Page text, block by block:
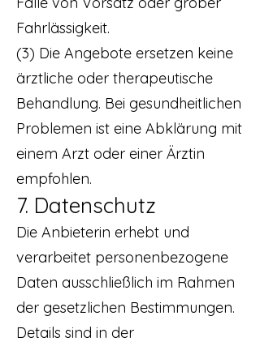
Fahrlässigkeit.
(3) Die Angebote ersetzen keine
ärztliche oder therapeutische
Behandlung. Bei gesundheitlichen
Problemen ist eine Abklärung mit
einem Arzt oder einer Ärztin
empfohlen.
7. Datenschutz
Die Anbieterin erhebt und
verarbeitet personenbezogene
Daten ausschließlich im Rahmen
der gesetzlichen Bestimmungen.
Details sind in der